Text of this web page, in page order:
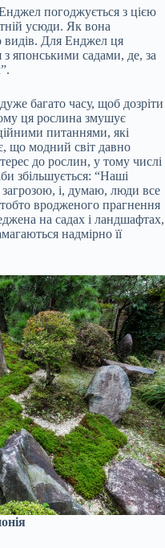
погоджується з цією
усюди. Як вона
видів. Для Енджел ця
японськими садами, де, за
багато часу, щоб дозріти
ця рослина змушує
питаннями, які
що модний світ давно
до рослин, у тому числі
збільшується: “Наші
загрозою, і, думаю, люди все
тобто вродженого прагнення
на садах і ландшафтах,
надмірно її